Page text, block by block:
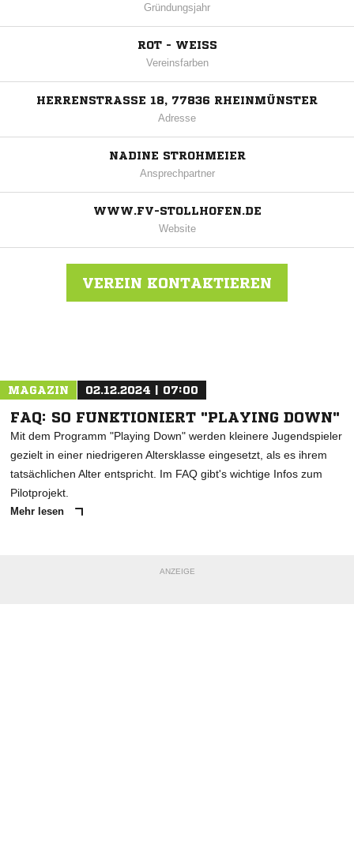
Gründungsjahr
ROT - WEISS
Vereinsfarben
HERRENSTRASSE 18, 77836 RHEINMÜNSTER
Adresse
NADINE STROHMEIER
Ansprechpartner
WWW.FV-STOLLHOFEN.DE
Website
VEREIN KONTAKTIEREN
MAGAZIN 02.12.2024 | 07:00
FAQ: SO FUNKTIONIERT "PLAYING DOWN"
Mit dem Programm "Playing Down" werden kleinere Jugendspieler
gezielt in einer niedrigeren Altersklasse eingesetzt, als es ihrem
tatsächlichen Alter entspricht. Im FAQ gibt's wichtige Infos zum
Pilotprojekt.
Mehr lesen
ANZEIGE